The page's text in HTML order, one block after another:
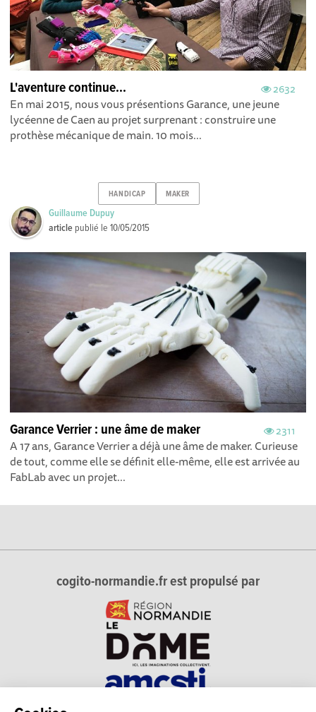
2632
L'aventure continue...
En mai 2015, nous vous présentions Garance, une jeune
lycéenne de Caen au projet surprenant : construire une
prothèse mécanique de main. 10 mois...
HANDICAP MAKER
Guillaume Dupuy
article publié le10/05/2015
2311
Garance Verrier : une âme de maker
A 17 ans, Garance Verrier a déjà une âme de maker. Curieuse
de tout, comme elle se définit elle-même, elle est arrivée au
FabLab avec un projet...
cogito-normandie.fr est propulsé par